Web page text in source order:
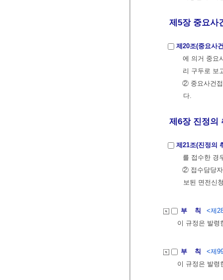
제5장 중요사
제20조(중요사
에 의거 중요
리 구두로 보
② 중요사건접
다.
제6장 진정의
제21조(진정의
를 접수한 경
② 접수담당자
보된 면전신
부 칙
<제
이 규정은 발령
부 칙
<제
이 규정은 발령